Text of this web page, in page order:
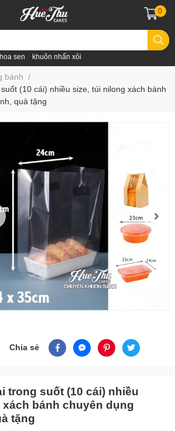
sen khuôn nhấn xôi
0
bánh /
(10 cái) nhiều size, túi nilong xách bánh
quà tặng
Chia sẻ
trong suốt (10 cái) nhiều
bánh chuyên dụng
tặng